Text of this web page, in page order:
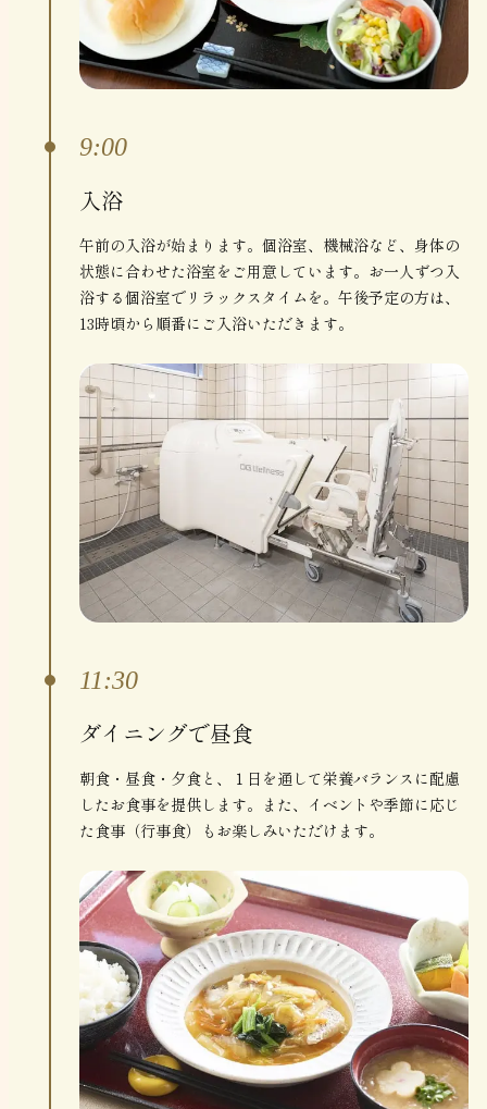
9:00
入浴
午前の入浴が始まります。個浴室、機械浴など、身体の
状態に合わせた浴室をご用意しています。お一人ずつ入
浴する個浴室でリラックスタイムを。午後予定の方は、
13時頃から順番にご入浴いただきます。
11:30
ダイニングで昼食
朝食・昼食・夕食と、１日を通して栄養バランスに配慮
したお食事を提供します。また、イベントや季節に応じ
た食事（行事食）もお楽しみいただけます。